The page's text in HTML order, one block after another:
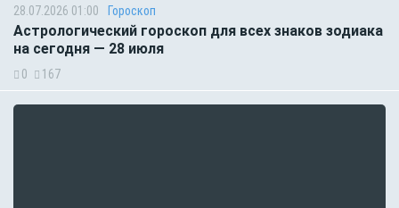
28.07.2026 01:00 Гороскоп
Астрологический гороскоп для всех знаков зодиака
на сегодня — 28 июля
0 167